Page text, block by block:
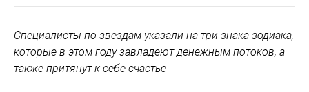
Специалисты по звездам указали на три знака зодиака,
которые в этом году завладеют денежным потоков, а
также притянут к себе счастье